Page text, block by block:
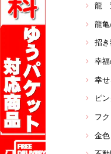
龍
龍
招
幸
幸
ピ
フ
金